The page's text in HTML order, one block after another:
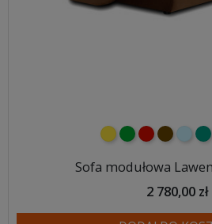
żółtyzielonyczerwony
Sofa modułowa
2 780,00 zł